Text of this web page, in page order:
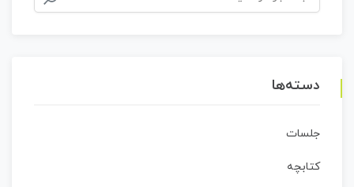
برای:
دسته‌ها
جلسات
کتابچه